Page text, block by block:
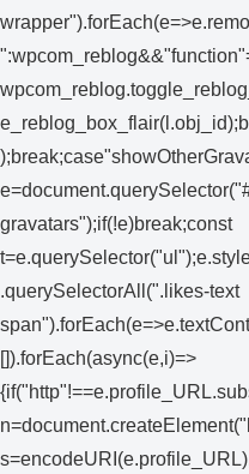
gravatars");if(!e)break;const
.querySelectorAll(".likes-text
[]).forEach(async(e,i)=>